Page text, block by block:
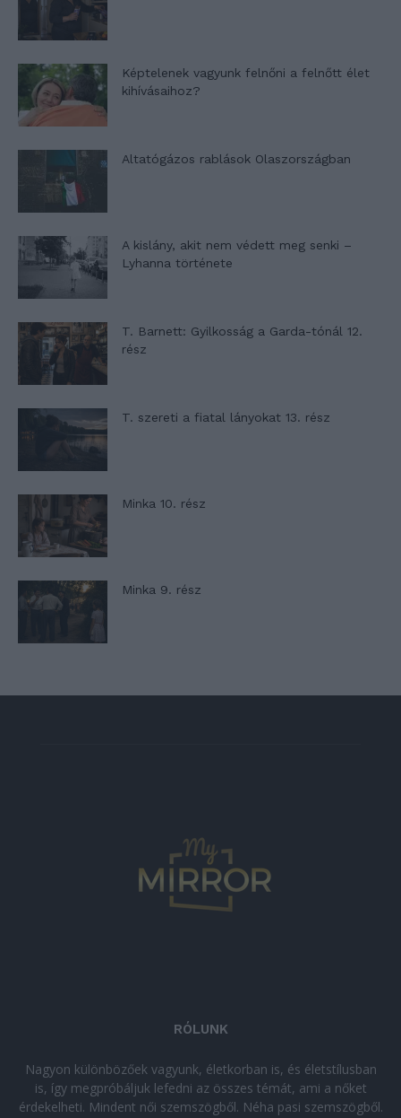
Képtelenek vagyunk felnőni a felnőtt élet
kihívásaihoz?
Altatógázos rablások Olaszországban
A kislány, akit nem védett meg senki –
Lyhanna története
T. Barnett: Gyilkosság a Garda-tónál 12.
rész
T. szereti a fiatal lányokat 13. rész
Minka 10. rész
Minka 9. rész
RÓLUNK
Nagyon különbözőek vagyunk, életkorban is, és életstílusban
is, így megpróbáljuk lefedni az összes témát, ami a nőket
érdekelheti. Mindent női szemszögből. Néha pasi szemszögből.